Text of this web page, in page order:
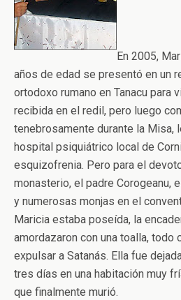
En 2005,
años de edad se presentó en un
ortodoxo rumano en Tanacu para
recibida en el redil, pero luego
tenebrosamente durante la Misa,
hospital psiquiátrico local de
esquizofrenia. Pero para el
monasterio, el padre Corogeanu,
y numerosas monjas en el
Maricia estaba poseída, la
amordazaron con una toalla, todo
expulsar a Satanás. Ella fue
tres días en una habitación muy
que finalmente murió.